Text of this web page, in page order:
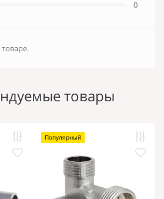
0
товары
Популярный